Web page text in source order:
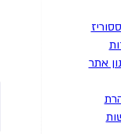
אתר